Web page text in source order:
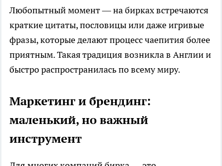
Любопытный момент — на бирках встречаются
краткие цитаты, пословицы или даже игривые
фразы, которые делают процесс чаепития более
приятным. Такая традиция возникла в Англии и
быстро распространилась по всему миру.
Маркетинг и брендинг:
маленький, но важный
инструмент